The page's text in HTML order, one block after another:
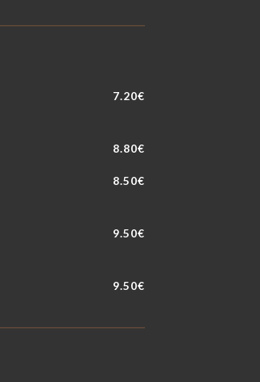
7.20€
8.80€
8.50€
9.50€
9.50€